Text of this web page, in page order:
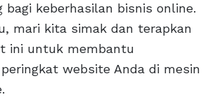
bagi keberhasilan bisnis online.
mari kita simak dan terapkan
ini untuk membantu
website Anda di mesin